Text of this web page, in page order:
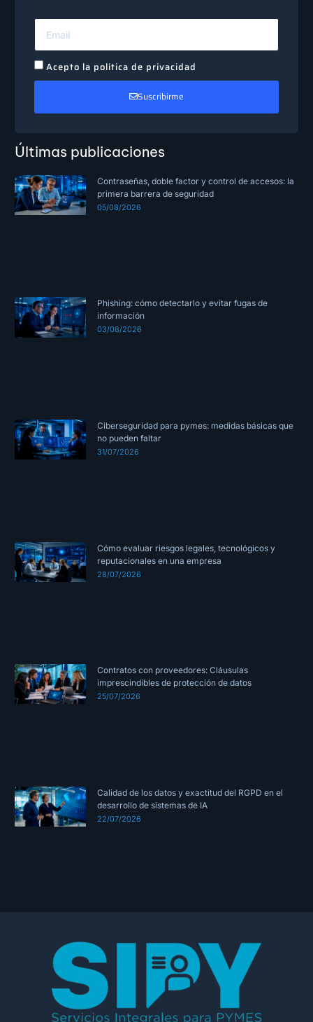
Acepto la política de privacidad
Suscribirme
Últimas publicaciones
Contraseñas, doble factor y control de accesos: la
primera barrera de seguridad
05/08/2026
Phishing: cómo detectarlo y evitar fugas de
información
03/08/2026
Ciberseguridad para pymes: medidas básicas que
no pueden faltar
31/07/2026
Cómo evaluar riesgos legales, tecnológicos y
reputacionales en una empresa
28/07/2026
Contratos con proveedores: Cláusulas
imprescindibles de protección de datos
25/07/2026
Calidad de los datos y exactitud del RGPD en el
desarrollo de sistemas de IA
22/07/2026